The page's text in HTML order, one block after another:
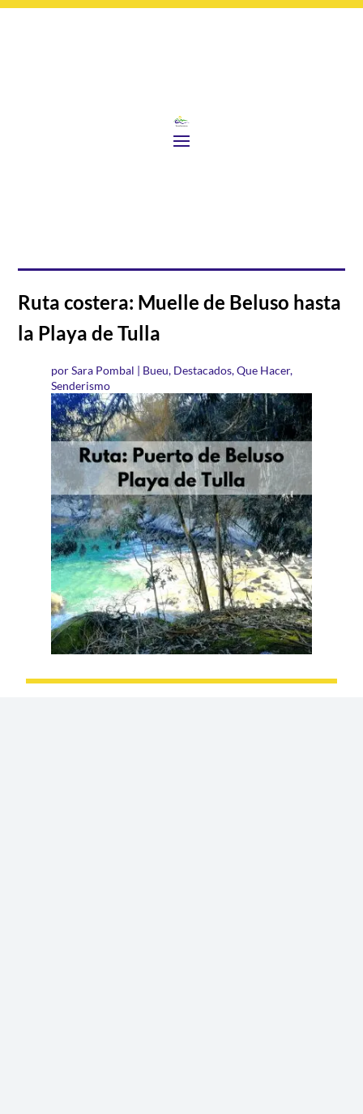
Ruta costera: Muelle de Beluso hasta
la Playa de Tulla
porSara Pombal | Bueu, Destacados,Que Hacer,
Senderismo